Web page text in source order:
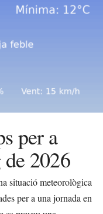
per a
2026
situació meteorològica
per a una jornada en